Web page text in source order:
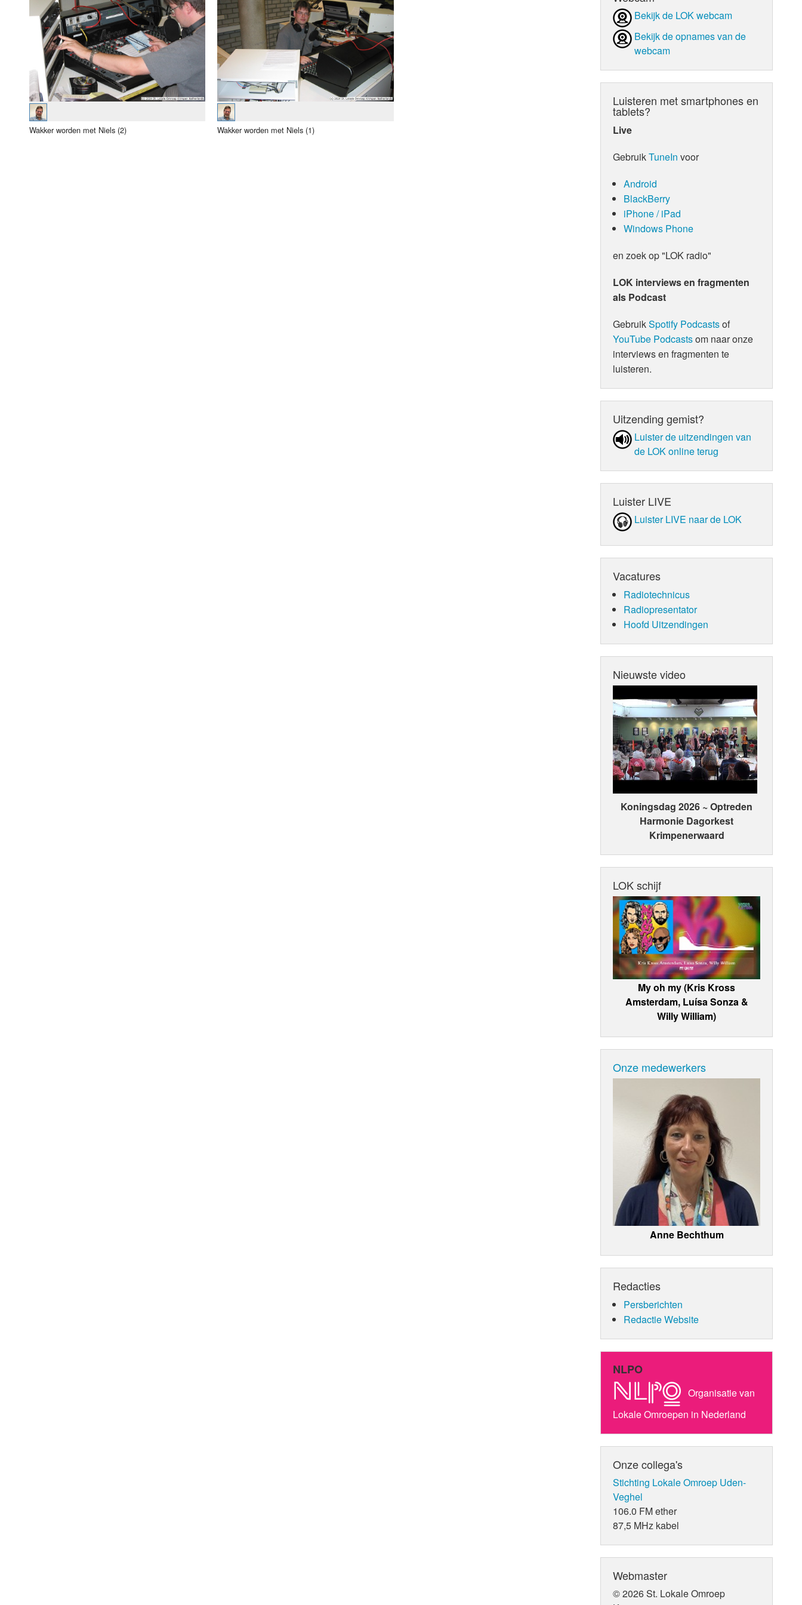
Donderdag
Vrijdag
Zaterdag
Zondag
Luister LOK Live
LOK schijf
Oude LOK programma's
Wakker worden met Niels (2) Wakker worden met Niels (1)
Bekijk de LOK webcam
Bekijk de opnames van de
webcam
Luisteren met smartphones en
tablets?
Live
GebruikTuneIn voor
Android
BlackBerry
iPhone / iPad
Windows Phone
en zoek op "LOK radio"
LOK interviews en fragmenten
als Podcast
GebruikSpotify Podcastsof
YouTube Podcastsom naar onze
interviews en fragmenten te
luisteren.
Uitzending gemist?
Luister de uit­zen­din­gen van
de LOK online terug
Luister LIVE
Luister LIVE naar de LOK
Vacatures
Radiotechnicus
Radiopresentator
Hoofd Uitzendingen
Nieuwste video
Koningsdag 2026 ~ Optreden
Harmonie Dagorkest
Krimpenerwaard
LOK schijf
My oh my (Kris Kross
Amsterdam, Luísa Sonza &
Willy William)
Onze medewerkers
Anne Bechthum
Redacties
Persberichten
Redactie Website
NLPO
Organisatie van
Lokale Omroepen in Nederland
Onze collega's
Stichting Lokale Omroep Uden-
Veghel
106.0 FM ether
87,5 MHz kabel
Webmaster
© 2026 St. Lokale Omroep